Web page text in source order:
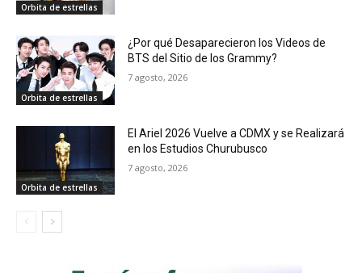
Orbita de estrellas
Orbita de estrellas
¿Por qué Desaparecieron los Videos de
BTS del Sitio de los Grammy?
7 agosto, 2026
Orbita de estrellas
El Ariel 2026 Vuelve a CDMX y se Realizará
en los Estudios Churubusco
7 agosto, 2026